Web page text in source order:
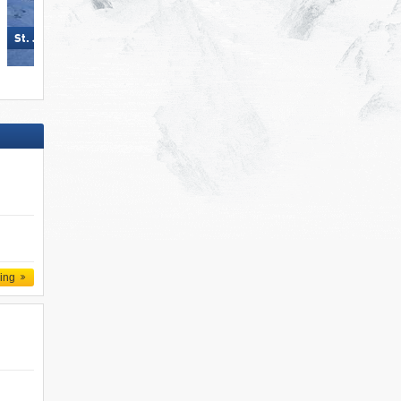
St. Jakob im Defereggental Mayrhofen (Mountopolis)